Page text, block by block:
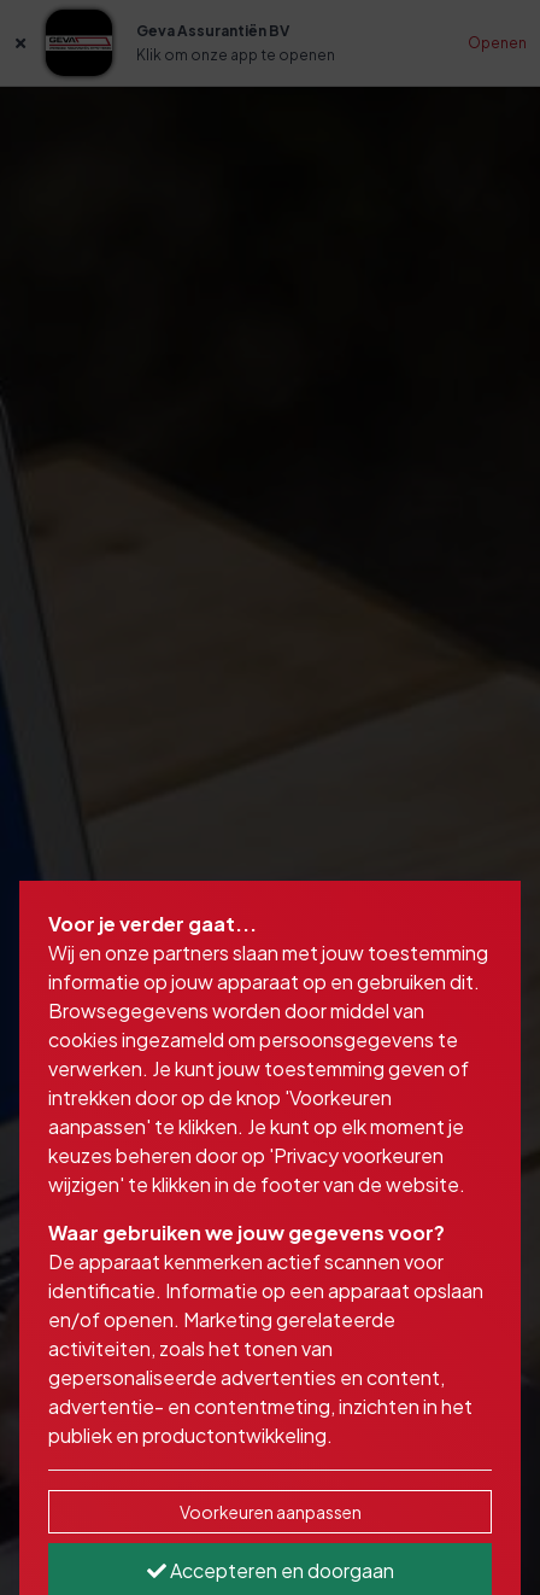
Geva Assurantiën BV
Klik om onze app te openen
Openen
Lees hier meer over onze
privacy- en
cookieverklaring...
Voor je verder gaat...
Wij en onze partners slaan met jouw toestemming
informatie op jouw apparaat op en gebruiken dit.
Browsegegevens worden door middel van
cookies ingezameld om persoonsgegevens te
verwerken. Je kunt jouw toestemming geven of
intrekken door op de knop 'Voorkeuren
aanpassen' te klikken. Je kunt op elk moment je
keuzes beheren door op 'Privacy voorkeuren
wijzigen' te klikken in de footer van de website.
Waar gebruiken we jouw gegevens voor?
De apparaat kenmerken actief scannen voor
identificatie. Informatie op een apparaat opslaan
en/of openen. Marketing gerelateerde
activiteiten, zoals het tonen van
gepersonaliseerde advertenties en content,
advertentie- en contentmeting, inzichten in het
publiek en productontwikkeling.
Voorkeuren aanpassen
Accepteren en doorgaan